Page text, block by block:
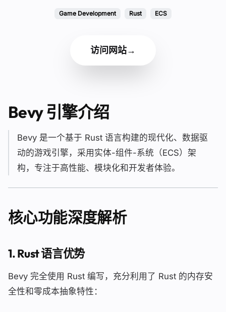
Game Development Rust ECS
访问网站→
Bevy 引擎介绍
Bevy 是一个基于 Rust 语言构建的现代化、数据驱
动的游戏引擎，采用实体-组件-系统（ECS）架
构，专注于高性能、模块化和开发者体验。
核心功能深度解析
1.Rust 语言优势
Bevy 完全使用 Rust 编写，充分利用了 Rust 的内存安
全性和零成本抽象特性：